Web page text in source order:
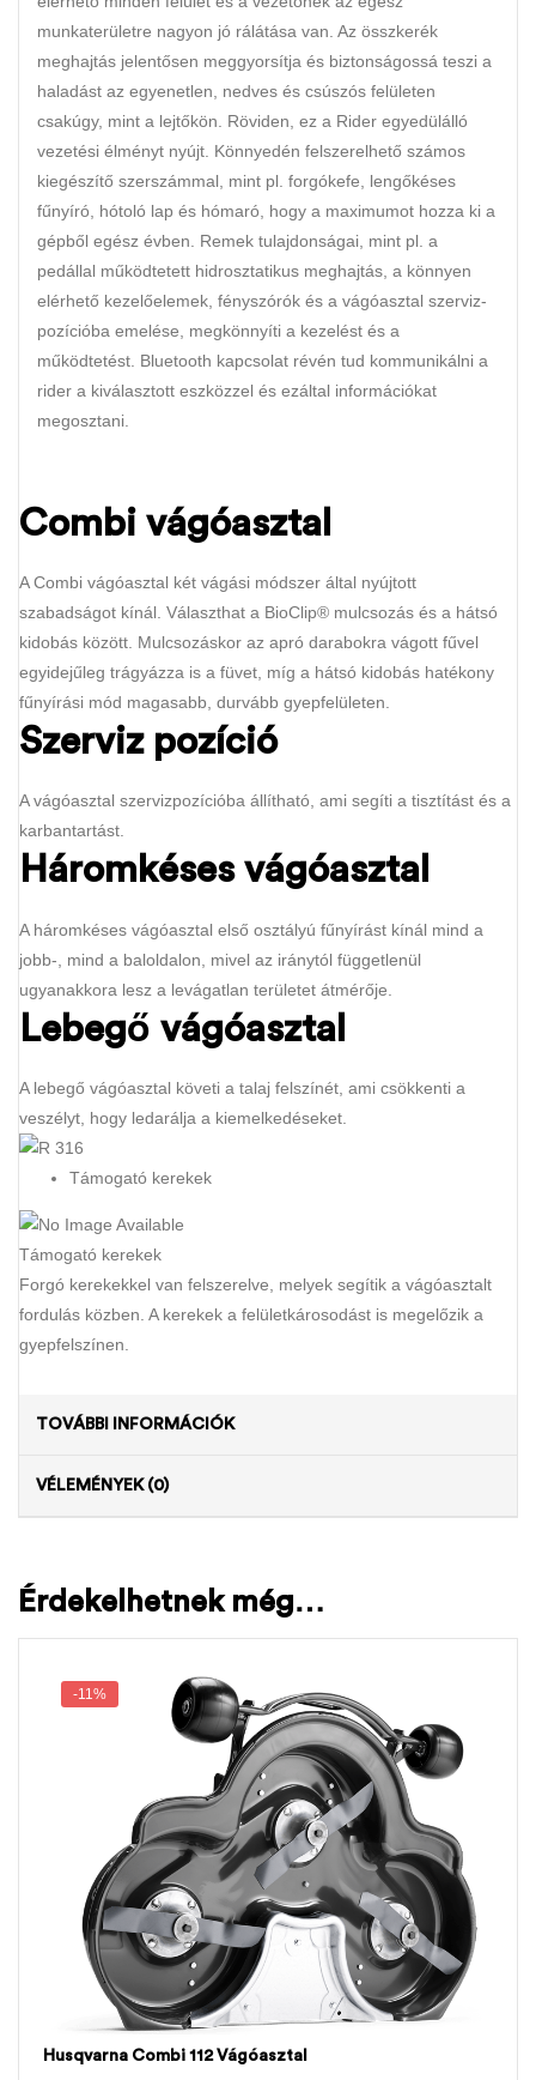
munkaterületre nagyon jó rálátása van. Az összkerék
meghajtás jelentősen meggyorsítja és biztonságossá teszi a
haladást az egyenetlen, nedves és csúszós felületen
csakúgy, mint a lejtőkön. Röviden, ez a Rider egyedülálló
vezetési élményt nyújt. Könnyedén felszerelhető számos
kiegészítő szerszámmal, mint pl. forgókefe, lengőkéses
fűnyíró, hótoló lap és hómaró, hogy a maximumot hozza ki a
gépből egész évben. Remek tulajdonságai, mint pl. a
pedállal működtetett hidrosztatikus meghajtás, a könnyen
elérhető kezelőelemek, fényszórók és a vágóasztal szerviz-
pozícióba emelése, megkönnyíti a kezelést és a
működtetést. Bluetooth kapcsolat révén tud kommunikálni a
rider a kiválasztott eszközzel és ezáltal információkat
megosztani.
Combi vágóasztal
A Combi vágóasztal két vágási módszer által nyújtott
szabadságot kínál. Választhat a BioClip® mulcsozás és a hátsó
kidobás között. Mulcsozáskor az apró darabokra vágott fűvel
egyidejűleg trágyázza is a füvet, míg a hátsó kidobás hatékony
fűnyírási mód magasabb, durvább gyepfelületen.
Szerviz pozíció
A vágóasztal szervizpozícióba állítható, ami segíti a tisztítást és a
karbantartást.
Háromkéses vágóasztal
A háromkéses vágóasztal első osztályú fűnyírást kínál mind a
jobb-, mind a baloldalon, mivel az iránytól függetlenül
ugyanakkora lesz a levágatlan területet átmérője.
Lebegő vágóasztal
A lebegő vágóasztal követi a talaj felszínét, ami csökkenti a
veszélyt, hogy ledarálja a kiemelkedéseket.
Támogató kerekek
Támogató kerekek
Forgó kerekekkel van felszerelve, melyek segítik a vágóasztalt
fordulás közben. A kerekek a felületkárosodást is megelőzik a
gyepfelszínen.
TOVÁBBI INFORMÁCIÓK
VÉLEMÉNYEK (0)
Érdekelhetnek még…
-11%
Husqvarna Combi 112 Vágóasztal